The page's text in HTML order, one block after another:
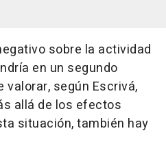
sobre la actividad
en un segundo
según Escrivá,
allá de los efectos
situación, también hay